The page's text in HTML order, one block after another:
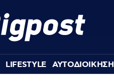
LIFESTYLE ΑΥΤΟΔΙΟΙΚΗΣΗ